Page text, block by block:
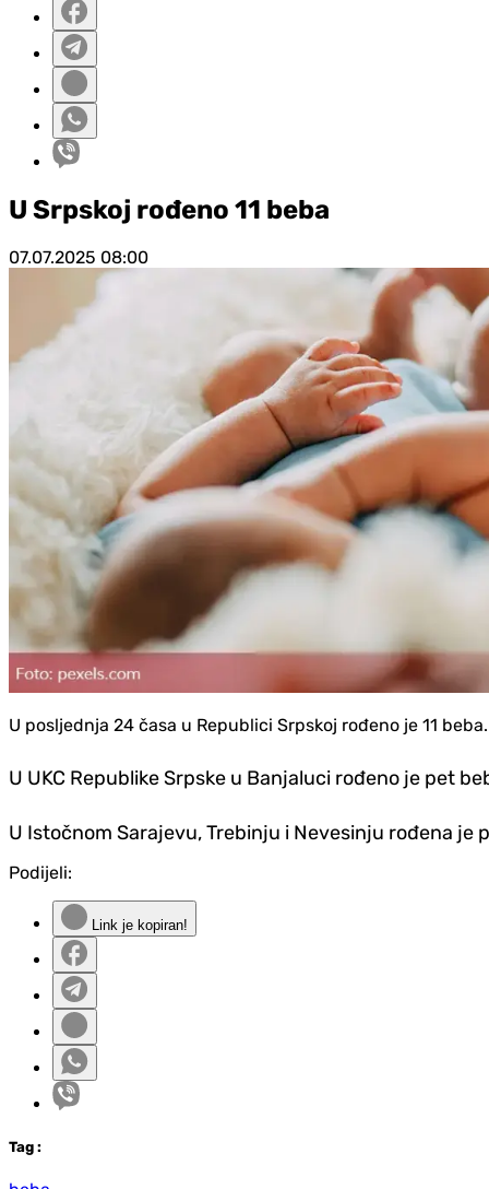
U Srpskoj rođeno 11 beba
07.07.2025 08:00
U posljednja 24 časa u Republici Srpskoj rođeno je 11 beba.
U UKC Republike Srpske u Banjaluci rođeno je pet
U Istočnom Sarajevu, Trebinju i Nevesinju rođena je
Podijeli:
Link je kopiran!
Tag :